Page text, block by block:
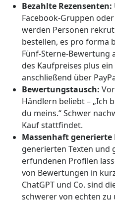
Bezahlte Rezensenten:
Facebook-Gruppen
werden Personen
bestellen, es pro forma
Fünf-Sterne-Bewertung
des Kaufpreises plus
anschließend über
Bewertungstausch:
Händlern beliebt – „Ich
du meins.“ Schwer
Kauf stattfindet.
Massenhaft generierte
generierten Texten und
erfundenen Profilen
von Bewertungen in
ChatGPT und Co. sind
schwerer von echten